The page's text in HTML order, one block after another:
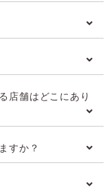
が、詳しくは店頭に
す。
です。
店舗はどこにあり
すか？